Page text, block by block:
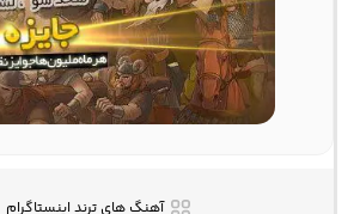
آهنگ های ترند اینستاگرام